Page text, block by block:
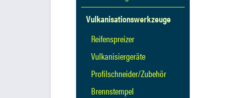
Vulkanisationswerkzeuge
Reifenspreizer
Vulkanisiergeräte
Profilschneider/Zubehör
Brennstempel